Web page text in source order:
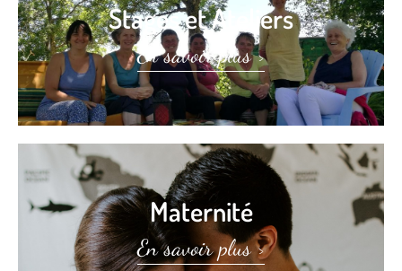
Stages et Ateliers
En savoir plus >
Maternité
En savoir plus >